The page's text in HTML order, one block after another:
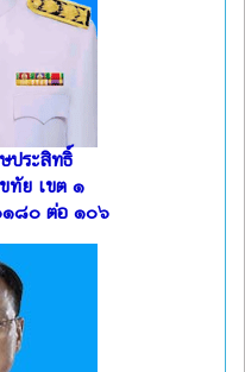
ประสิทธิ์
ทัย เขต ๑
๘๐ ต่อ ๑๐๖